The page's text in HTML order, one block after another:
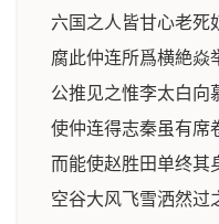
六国之人皆甘心老死
腐此仲连所爲横絶焱
公推见之惟李太白向
使仲连得志秦虽有席
而能使赵胜田单终其
空谷大风飞雪洒然过